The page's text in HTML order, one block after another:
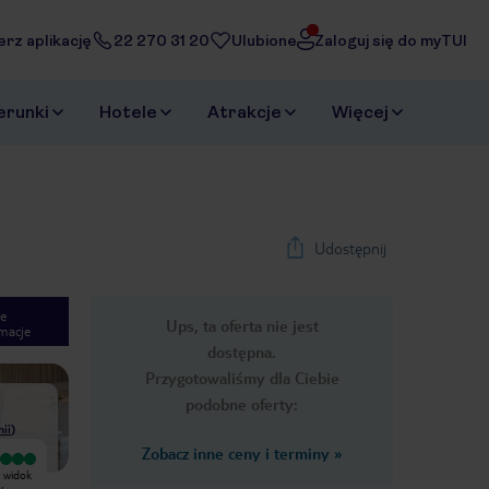
aplikację 22 270 31 20 Ulubione Zaloguj się do myTUI
Hotele Atrakcje Więcej
Udostępnij
Ups, ta oferta nie jest
dostępna.
Przygotowaliśmy dla Ciebie
podobne oferty:
Zobacz inne ceny i terminy »
Next slide
1/29
)
widok
Bardzo dobry